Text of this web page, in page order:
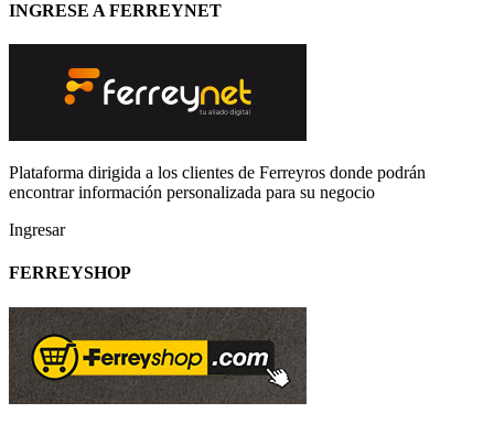
INGRESE A FERREYNET
Plataforma dirigida a los clientes de Ferreyros donde podrán
encontrar información personalizada para su negocio
Ingresar
FERREYSHOP